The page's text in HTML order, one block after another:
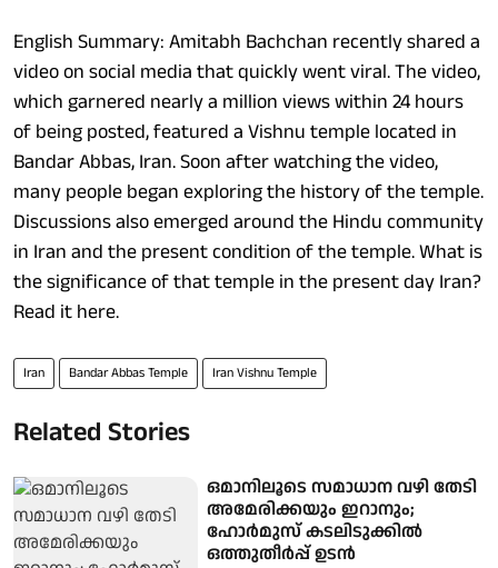
English Summary: Amitabh Bachchan recently shared a
video on social media that quickly went viral. The video,
which garnered nearly a million views within 24 hours
of being posted, featured a Vishnu temple located in
Bandar Abbas, Iran. Soon after watching the video,
many people began exploring the history of the temple.
Discussions also emerged around the Hindu community
in Iran and the present condition of the temple. What is
the significance of that temple in the present day Iran?
Read it here.
Iran Bandar Abbas Temple Iran Vishnu Temple
Related Stories
ഒമാനിലൂടെ സമാധാന വഴി തേടി
അമേരിക്കയും ഇറാനും;
ഹോര്‍മുസ് കടലിടുക്കില്‍
ഒത്തുതീര്‍പ്പ് ഉടന്‍